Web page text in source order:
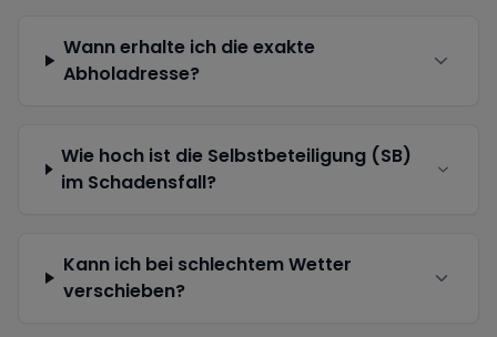
Wann erhalte ich die exakte
Abholadresse?
Wie hoch ist die Selbstbeteiligung (SB)
im Schadensfall?
Kann ich bei schlechtem Wetter
verschieben?